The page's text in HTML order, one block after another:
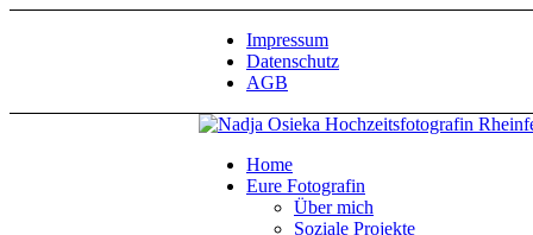
Impressum
Datenschutz
AGB
Home
Eure Fotografin
Über mich
Soziale Projekte